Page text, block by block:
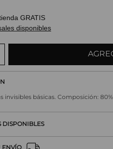
GRATIS
disponibles
invisibles básicas. Composición:
DISPONIBLES
ENVÍO